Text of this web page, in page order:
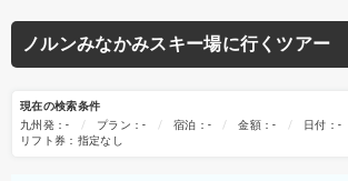
ノルンみなかみスキー場に行くツアー
現在の検索条件
九州発：-
プラン：- 宿泊：- 金額：-
日付：-
リフト券：指定なし